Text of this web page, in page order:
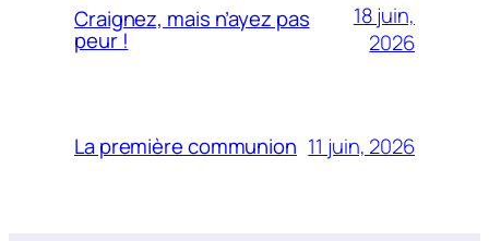
Craignez, mais n’ayez pas
peur !
18 juin,
2026
La première communion 11 juin, 2026